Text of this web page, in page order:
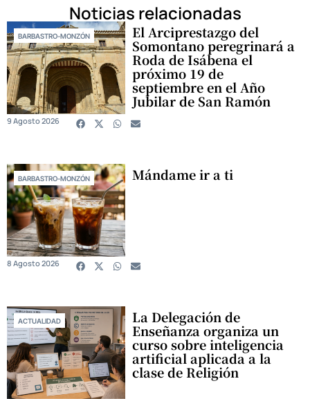
Noticias relacionadas
BARBASTRO-MONZÓN El Arciprestazgo del
Somontano peregrinará a
Roda de Isábena el
próximo 19 de
septiembre en el Año
Jubilar de San Ramón
9 Agosto 2026
BARBASTRO-MONZÓN Mándame ir a ti
8 Agosto 2026
ACTUALIDAD La Delegación de
Enseñanza organiza un
curso sobre inteligencia
artificial aplicada a la
clase de Religión